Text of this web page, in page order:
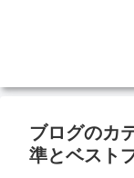
ブログのカ
準とベスト